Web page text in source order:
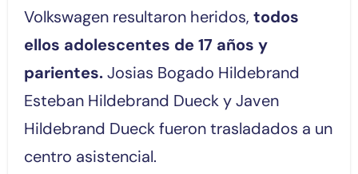
Volkswagen resultaron heridos, todos
ellos adolescentes de 17 años y
parientes.Josias Bogado Hildebrand
Esteban Hildebrand Dueck y Javen
Hildebrand Dueck fueron trasladados a un
centro asistencial.